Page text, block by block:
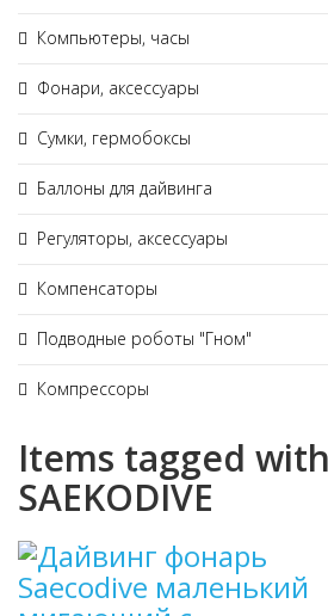
Компьютеры, часы
Фонари, аксессуары
Сумки, гермобоксы
Баллоны для дайвинга
Регуляторы, аксессуары
Компенсаторы
Подводные роботы "Гном"
Компрессоры
Items tagged
SAEKODIVE